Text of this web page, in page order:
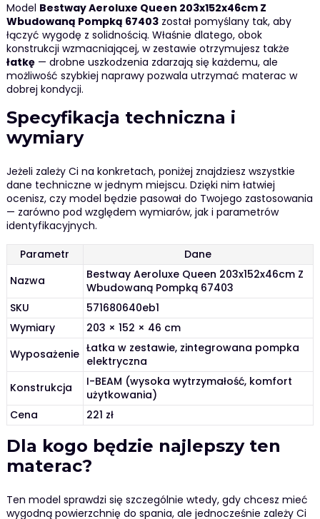
Model Bestway Aeroluxe Queen 203x152x46cm Z
Wbudowaną Pompką 67403został pomyślany tak, aby
łączyć wygodę z solidnością. Właśnie dlatego, obok
konstrukcji wzmacniającej, w zestawie otrzymujesz także
łatkę— drobne uszkodzenia zdarzają się każdemu, ale
możliwość szybkiej naprawy pozwala utrzymać materac w
dobrej kondycji.
Specyfikacja techniczna i
wymiary
Jeżeli zależy Ci na konkretach, poniżej znajdziesz wszystkie
dane techniczne w jednym miejscu. Dzięki nim łatwiej
ocenisz, czy model będzie pasował do Twojego zastosowania
— zarówno pod względem wymiarów, jak i parametrów
identyfikacyjnych.
Parametr
Dane
Nazwa
Bestway Aeroluxe Queen 203x152x46cm Z
Wbudowaną Pompką 67403
SKU
571680640eb1
Wymiary
203 × 152 × 46 cm
Wyposażenie Łatka w zestawie, zintegrowana pompka
elektryczna
Konstrukcja
I-BEAM (wysoka wytrzymałość, komfort
użytkowania)
Cena
221 zł
Dla kogo będzie najlepszy ten
materac?
Ten model sprawdzi się szczególnie wtedy, gdy chcesz mieć
wygodną powierzchnię do spania, ale jednocześnie zależy Ci